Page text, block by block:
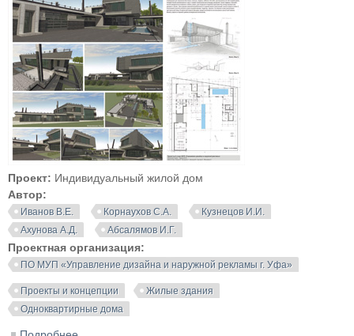
Проект: Индивидуальный жилой дом
Автор:
Иванов В.Е. Корнаухов С.А.
Кузнецов И.И.
Ахунова А.Д.
Абсалямов И.Г.
Проектная организация:
ПО МУП «Управление дизайна и наружной рекламы г. Уфа»
Проекты и концепции
Жилые здания
Одноквартирные дома